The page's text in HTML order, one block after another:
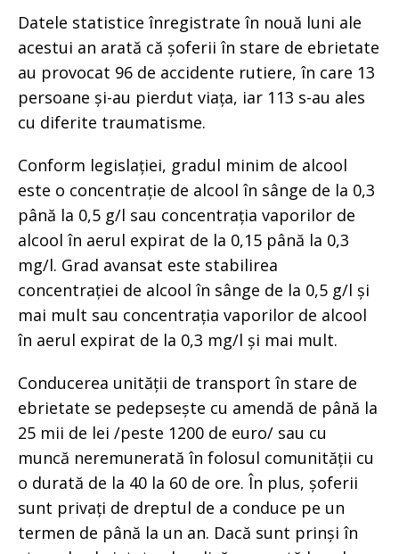
Datele statistice înregistrate în nouă luni ale
acestui an arată că șoferii în stare de ebrietate
au provocat 96 de accidente rutiere, în care 13
persoane și-au pierdut viața, iar 113 s-au ales
cu diferite traumatisme.
Conform legislației, gradul minim de alcool
este o concentrație de alcool în sânge de la 0,3
până la 0,5 g/l sau concentrația vaporilor de
alcool în aerul expirat de la 0,15 până la 0,3
mg/l. Grad avansat este stabilirea
concentrației de alcool în sânge de la 0,5 g/l și
mai mult sau concentrația vaporilor de alcool
în aerul expirat de la 0,3 mg/l și mai mult.
Conducerea unității de transport în stare de
ebrietate se pedepsește cu amendă de până la
25 mii de lei /peste 1200 de euro/ sau cu
muncă neremunerată în folosul comunității cu
o durată de la 40 la 60 de ore. În plus, șoferii
sunt privați de dreptul de a conduce pe un
termen de până la un an. Dacă sunt prinși în